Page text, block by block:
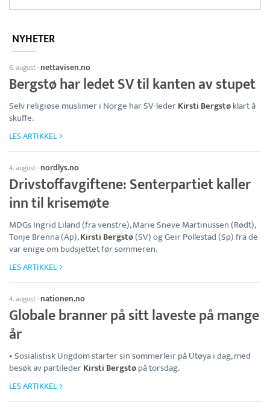
NYHETER
6. august· nettavisen.no
Bergstø har ledet SV til kanten av stupet
Selv religiøse muslimer i Norge har SV-lederKirsti Bergstøklart å
skuffe.
LES ARTIKKEL
4. august· nordlys.no
Drivstoffavgiftene: Senterpartiet kaller
inn til krisemøte
MDGs Ingrid Liland (fra venstre), Marie Sneve Martinussen (Rødt),
Tonje Brenna (Ap),Kirsti Bergstø(SV) og Geir Pollestad (Sp) fra de
var enige om budsjettet før sommeren.
LES ARTIKKEL
4. august· nationen.no
Globale branner på sitt laveste på mange
år
• Sosialistisk Ungdom starter sin sommerleir på Utøya i dag, med
besøk av partilederKirsti Bergstøpå torsdag.
LES ARTIKKEL